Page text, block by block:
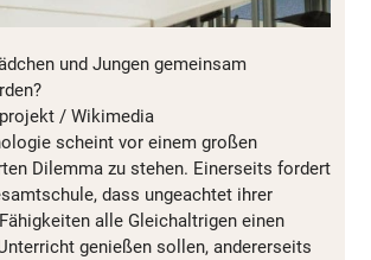
und Jungen gemeinsam
/ Wikimedia
scheint vor einem großen
Dilemma zu stehen. Einerseits fordert
dass ungeachtet ihrer
alle Gleichaltrigen einen
genießen sollen, andererseits